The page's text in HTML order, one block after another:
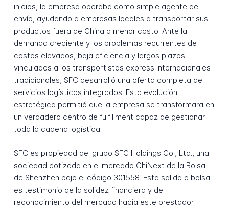
inicios, la empresa operaba como simple agente de
envío, ayudando a empresas locales a transportar sus
productos fuera de China a menor costo. Ante la
demanda creciente y los problemas recurrentes de
costos elevados, baja eficiencia y largos plazos
vinculados a los transportistas express internacionales
tradicionales, SFC desarrolló una oferta completa de
servicios logísticos integrados. Esta evolución
estratégica permitió que la empresa se transformara en
un verdadero centro de fulfillment capaz de gestionar
toda la cadena logística.
SFC es propiedad del grupo SFC Holdings Co., Ltd., una
sociedad cotizada en el mercado ChiNext de la Bolsa
de Shenzhen bajo el código 301558. Esta salida a bolsa
es testimonio de la solidez financiera y del
reconocimiento del mercado hacia este prestador